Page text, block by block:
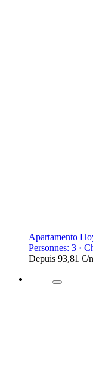
Apartamento
Personnes: 3 ·
Depuis 93,81 €/